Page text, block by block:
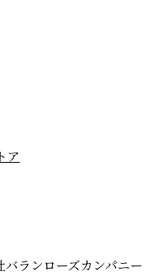
ア
バランローズカンパニー